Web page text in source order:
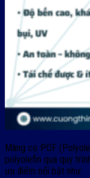
Màng co POF
polyolefin qua quy
ưu điểm nổi bật như: